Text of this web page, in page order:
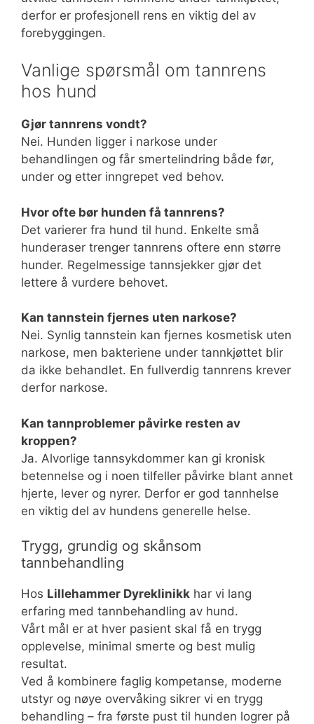
derfor er profesjonell rens en viktig del av
forebyggingen.
Vanlige spørsmål om tannrens
hos hund
Gjør tannrens vondt?
Nei. Hunden ligger i narkose under
behandlingen og får smertelindring både før,
under og etter inngrepet ved behov.
Hvor ofte bør hunden få tannrens?
Det varierer fra hund til hund. Enkelte små
hunderaser trenger tannrens oftere enn større
hunder. Regelmessige tannsjekker gjør det
lettere å vurdere behovet.
Kan tannstein fjernes uten narkose?
Nei. Synlig tannstein kan fjernes kosmetisk uten
narkose, men bakteriene under tannkjøttet blir
da ikke behandlet. En fullverdig tannrens krever
derfor narkose.
Kan tannproblemer påvirke resten av
kroppen?
Ja. Alvorlige tannsykdommer kan gi kronisk
betennelse og i noen tilfeller påvirke blant annet
hjerte, lever og nyrer. Derfor er god tannhelse
en viktig del av hundens generelle helse.
Trygg, grundig og skånsom
tannbehandling
Hos Lillehammer Dyreklinikk har vi lang
erfaring med tannbehandling av hund.
Vårt mål er at hver pasient skal få en trygg
opplevelse, minimal smerte og best mulig
resultat.
Ved å kombinere faglig kompetanse, moderne
utstyr og nøye overvåking sikrer vi en trygg
behandling – fra første pust til hunden logrer på